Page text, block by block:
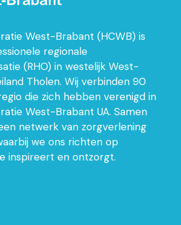
West-Brabant (HCWB) is
regionale
(RHO) in westelijk West-
Tholen. Wij verbinden 90
die zich hebben verenigd in
West-Brabant UA. Samen
netwerk van zorgverlening
we ons richten op
inspireert en ontzorgt.